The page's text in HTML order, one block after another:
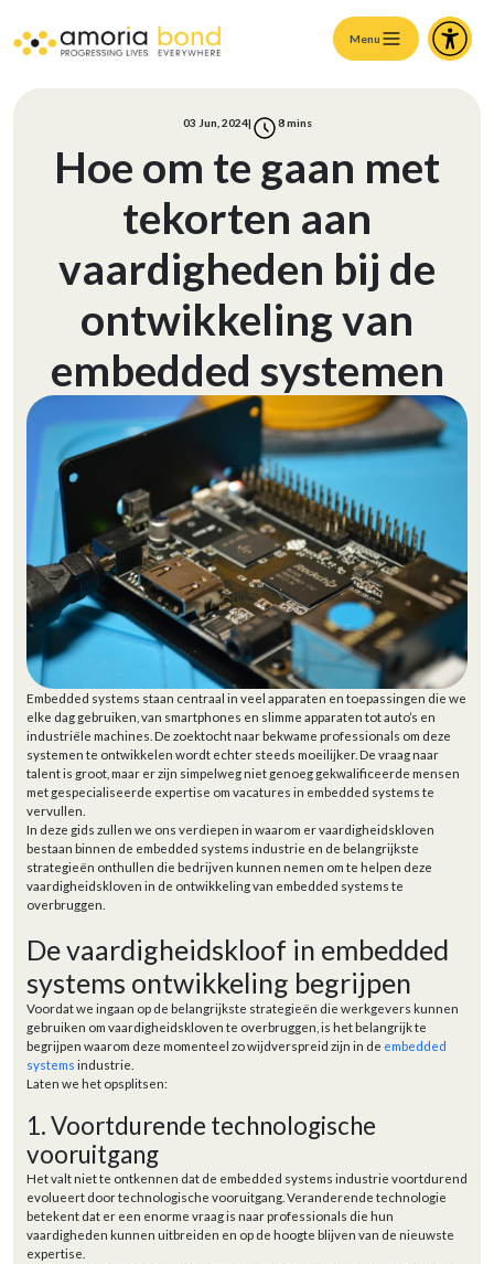
Menu
03 Jun, 2024| 8mins
Hoe om te gaan met
tekorten aan
vaardigheden bij de
ontwikkeling van
embedded systemen
Embedded systems staan centraal in veel apparaten en toepassingen die we
elke dag gebruiken, van smartphones en slimme apparaten tot auto’s en
industriële machines. De zoektocht naar bekwame professionals om deze
systemen te ontwikkelen wordt echter steeds moeilijker. De vraag naar
talent is groot, maar er zijn simpelweg niet genoeg gekwalificeerde mensen
met gespecialiseerde expertise om vacatures in embedded systems te
vervullen.
In deze gids zullen we ons verdiepen in waarom er vaardigheidskloven
bestaan binnen de embedded systems industrie en de belangrijkste
strategieën onthullen die bedrijven kunnen nemen om te helpen deze
vaardigheidskloven in de ontwikkeling van embedded systems te
overbruggen.
De vaardigheidskloof in embedded
systems ontwikkeling begrijpen
Voordat we ingaan op de belangrijkste strategieën die werkgevers kunnen
gebruiken om vaardigheidskloven te overbruggen, is het belangrijk te
begrijpen waarom deze momenteel zo wijdverspreid zijn in de embedded
systems industrie.
Laten we het opsplitsen:
1. Voortdurende technologische
vooruitgang
Het valt niet te ontkennen dat de embedded systems industrie voortdurend
evolueert door technologische vooruitgang. Veranderende technologie
betekent dat er een enorme vraag is naar professionals die hun
vaardigheden kunnen uitbreiden en op de hoogte blijven van de nieuwste
expertise.